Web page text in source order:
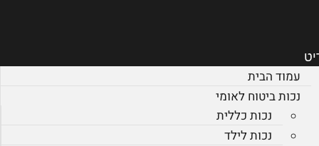
עמוד הבית
נכות ביטוח לאומי
נכות כללית
נכות לילד